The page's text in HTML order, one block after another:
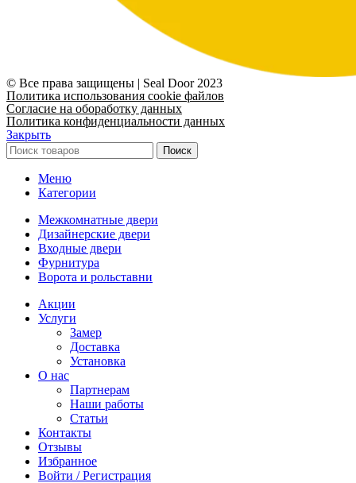
© Все права защищены | Seal Door 2023
Политика использования cookie файлов
Согласие на обоработку данных
Политика конфиденциальности данных
Закрыть
Поиск
Меню
Категории
Межкомнатные двери
Дизайнерские двери
Входные двери
Фурнитура
Ворота и рольставни
Акции
Услуги
Замер
Доставка
Установка
О нас
Партнерам
Наши работы
Статьи
Контакты
Отзывы
Избранное
Войти / Регистрация